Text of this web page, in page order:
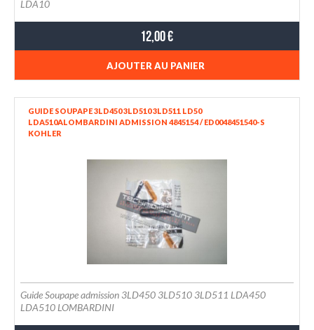
LDA10
12,00 €
AJOUTER AU PANIER
GUIDE SOUPAPE 3LD450 3LD510 3LD511 LD50
LDA510ALOMBARDINI ADMISSION 4845154 / ED0048451540-S
KOHLER
Guide Soupape admission 3LD450 3LD510 3LD511 LDA450
LDA510 LOMBARDINI